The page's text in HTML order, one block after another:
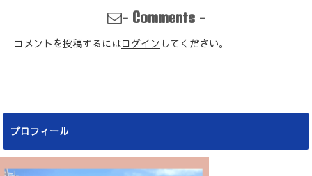
- Comments-
コメントを投稿するにはログイン してください。
プロフィール